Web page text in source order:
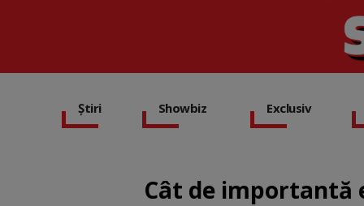
Știri Showbiz Exclusiv
Cât de importantă